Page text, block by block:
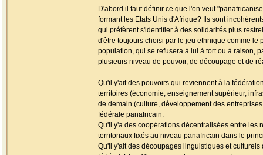
D'abord il faut définir ce que l'on veut
formant les Etats Unis d'Afrique? Ils sont
qui préfèrent s'identifier à des solidarités plus
d'être toujours choisi par le jeu ethnique comme
population, qui se refusera à lui à tort ou à raison,
plusieurs niveau de pouvoir, de découpage et de
Qu'il y'ait des pouvoirs qui reviennent à la
territoires (économie, enseignement supérieur,
de demain (culture, développement des
fédérale panafricain.
Qu'il y'a des coopérations décentralisées entre les
territoriaux fixés au niveau panafricain dans le
Qu'il y'ait des découpages linguistiques et